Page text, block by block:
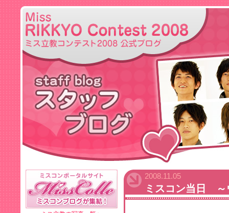
2008.11.05
ミスコン当日 ～